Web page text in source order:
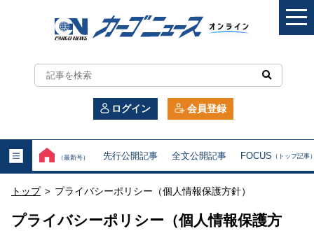
カ
ー
ニ
ュ
ログイン 会員登録
（最新号） 先行公開記事 全文公開記事 FOCUS （トップ記事
トップ > プライバシーポリシー（個人情報保護方針）
プライバシーポリシー（個人情報保護方